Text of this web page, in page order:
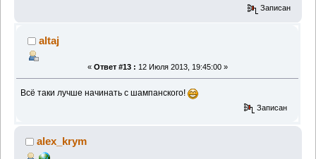
Записан
altaj
« Ответ #13 : 12 Июля 2013, 19:45:00 »
Всё таки лучше начинать с шампанского!
Записан
alex_krym